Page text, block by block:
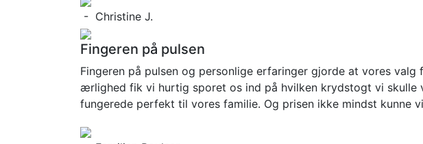
- Christine J.
Fingeren på pulsen
Fingeren på pulsen og personlige erfaringer gjorde at vores
ærlighed fik vi hurtig sporet os ind på hvilken krydstogt vi
fungerede perfekt til vores familie. Og prisen ikke mindst kunne